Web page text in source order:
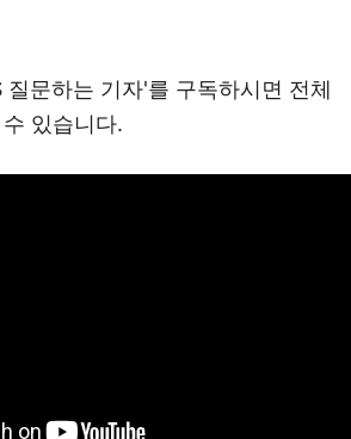
질문하는 기자'를 구독하시면 전체
있습니다.